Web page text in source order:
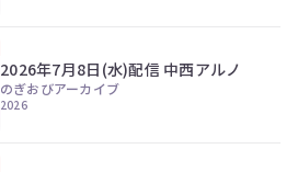
2026年7月8日(水)配信 中西アルノ
のぎおびアーカイブ
2026